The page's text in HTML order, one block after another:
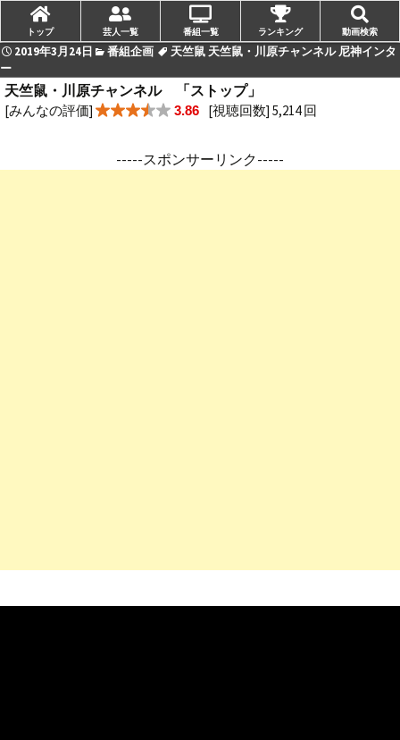
2019年3月24日 番組企画
天竺鼠 天竺鼠・川原チャンネル 尼神インタ
ー
天竺鼠・川原チャンネル 「ストップ」
[みんなの評価] 3.86 [視聴回数] 5,214 回
-----スポンサーリンク-----
トップ 芸人一覧 番組一覧 ランキング 動画検索